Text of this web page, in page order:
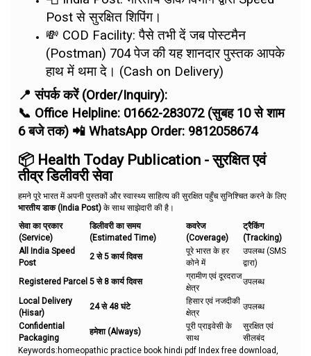
Post से सुरक्षित शिपिंग।
💸 COD Facility: पैसे तभी दें जब पोस्टमैन
(Postman) 704 पेज की यह शानदार पुस्तक आपके
हाथ में थमा दे। (Cash on Delivery)
📍 संपर्क करें (Order/Inquiry):
📞 Office Helpline: 01662-283072 (सुबह 10 से शाम
6 बजे तक) 📲 WhatsApp Order: 9812058674
📦 Health Today Publication - सुरक्षित एवं
तीव्र डिलीवरी सेवा
हमने पूरे भारत में अपनी पुस्तकों और स्वास्थ्य साहित्य की सुरक्षित पहुँच सुनिश्चित करने के लिए
भारतीय डाक (India Post) के साथ साझेदारी की है।
सेवा का प्रकार
(Service)
डिलीवरी का समय
(Estimated Time)
कवरेज
(Coverage)
ट्रैकिंग
(Tracking)
All India Speed
Post
2 से 5 कार्य दिवस
पूरे भारत के हर
कोने में
उपलब्ध (SMS
द्वारा)
Registered Parcel 5 से 8 कार्य दिवस
ग्रामीण एवं दूरदराज
क्षेत्र
उपलब्ध
Local Delivery
(Hisar)
24 से 48 घंटे
हिसार एवं नजदीकी
क्षेत्र
उपलब्ध
Confidential
Packaging
हमेशा (Always)
पूरी प्राइवेसी के
साथ
सुरक्षित एवं
सीलबंद
Keywords:homeopathic practice book hindi pdf Index free download,